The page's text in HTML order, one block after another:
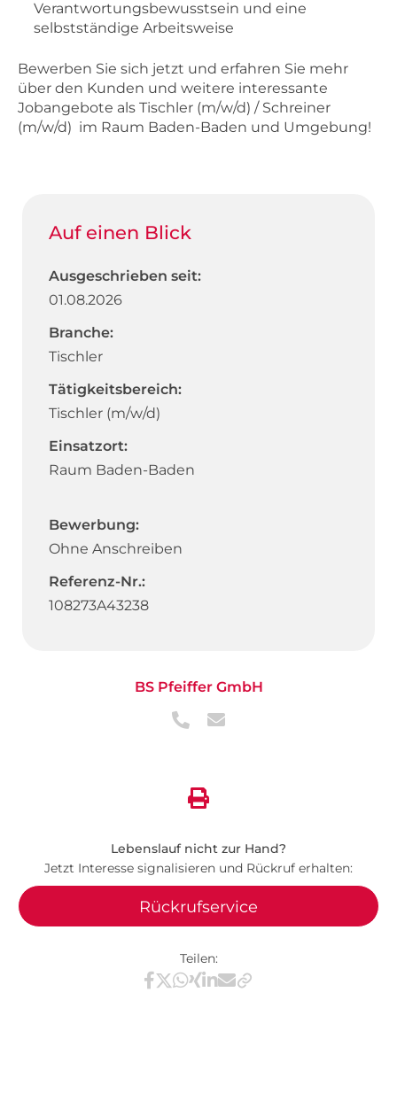
Verantwortungsbewusstsein und eine
selbstständige Arbeitsweise
Bewerben Sie sich jetzt und erfahren Sie mehr
über den Kunden und weitere interessante
Jobangebote als Tischler (m/w/d) / Schreiner
(m/w/d) im Raum Baden-Baden und Umgebung!
Auf einen Blick
Ausgeschrieben seit:
01.08.2026
Branche:
Tischler
Tätigkeitsbereich:
Tischler (m/w/d)
Einsatzort:
Raum Baden-Baden
Bewerbung:
Ohne Anschreiben
Referenz-Nr.:
108273A43238
BS Pfeiffer GmbH
Lebenslauf nicht zur Hand?
Jetzt Interesse signalisieren und Rückruf erhalten:
Rückrufservice
Teilen:
Teilen via Facebook
Teilen via X / Twitter
Teilen via WhatsApp
Teilen via Xing
Teilen via LinkedIn
Teilen via E-Mail